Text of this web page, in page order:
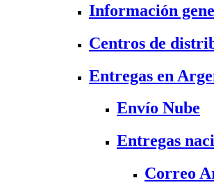
Información
Centros de
Entregas en
Envío Nube
Entregas
Correo